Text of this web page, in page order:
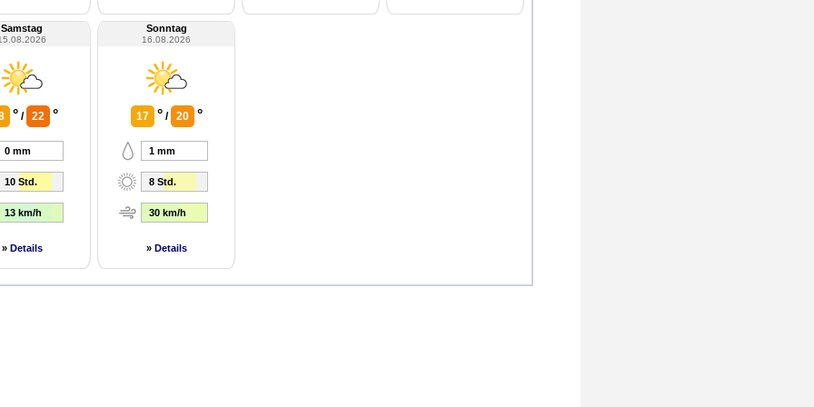
Samstag
°/ 22 °
0 mm
10 Std.
13 km/h
» Details
Sonntag
16.08.2026
17 °/ 20 °
1 mm
8 Std.
30 km/h
» Details